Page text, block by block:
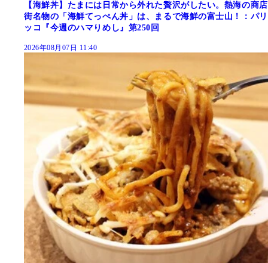
【海鮮丼】たまには日常から外れた贅沢がしたい。熱海の商店
街名物の「海鮮てっぺん丼」は、まるで海鮮の富士山！：パリ
ッコ『今週のハマりめし』第250回
2026年08月07日 11:40